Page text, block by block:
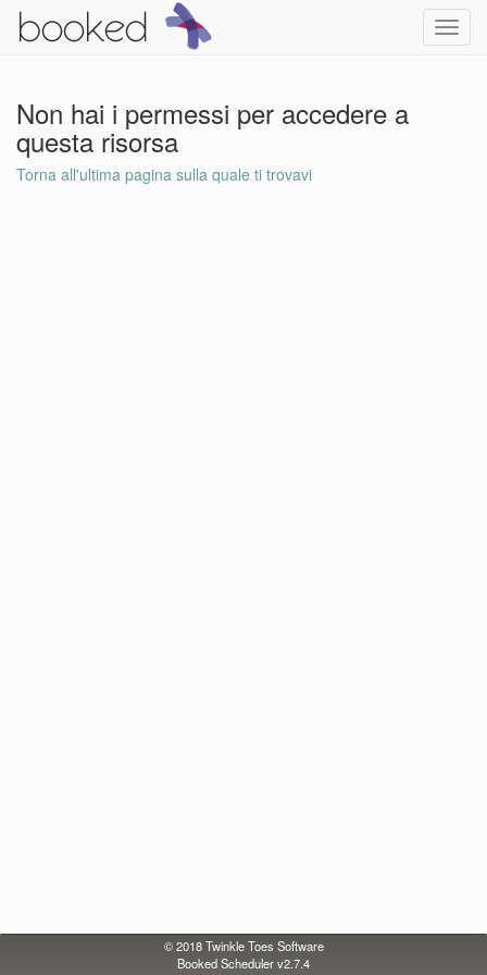
Non hai i permessi per accedere a
questa risorsa
Torna all'ultima pagina sulla quale ti trovavi
© 2018Twinkle Toes Software
Booked Scheduler v2.7.4